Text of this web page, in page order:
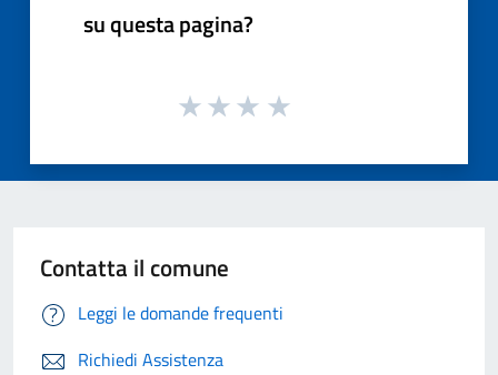
su questa pagina?
Contatta il comune
Leggi le domande frequenti
Richiedi Assistenza